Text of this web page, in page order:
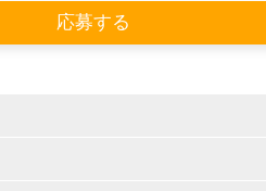
応募する